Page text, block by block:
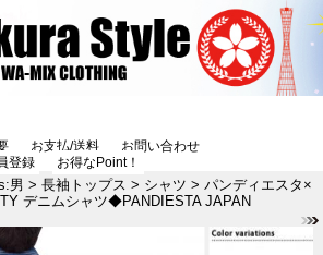
お支払/送料
お問い合わせ
登録 お得なPoint！
男 > 長袖トップス > シャツ > パンディエスタ×
デニムシャツ◆PANDIESTA JAPAN